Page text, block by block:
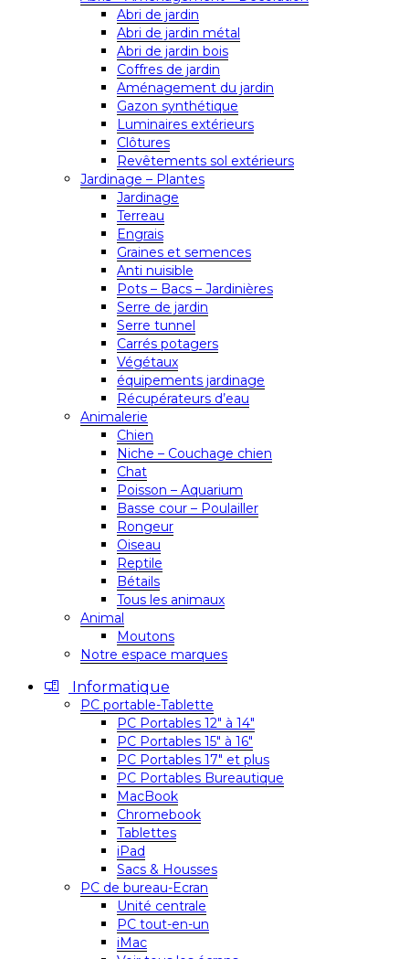
Abri de jardin
Abri de jardin métal
Abri de jardin bois
Coffres de jardin
Aménagement du jardin
Gazon synthétique
Luminaires extérieurs
Clôtures
Revêtements sol extérieurs
Jardinage – Plantes
Jardinage
Terreau
Engrais
Graines et semences
Anti nuisible
Pots – Bacs – Jardinières
Serre de jardin
Serre tunnel
Carrés potagers
Végétaux
équipements jardinage
Récupérateurs d’eau
Animalerie
Chien
Niche – Couchage chien
Chat
Poisson – Aquarium
Basse cour – Poulailler
Rongeur
Oiseau
Reptile
Bétails
Tous les animaux
Animal
Moutons
Notre espace marques
Informatique
PC portable-Tablette
PC Portables 12″ à 14″
PC Portables 15″ à 16″
PC Portables 17″ et plus
PC Portables Bureautique
MacBook
Chromebook
Tablettes
iPad
Sacs & Housses
PC de bureau-Ecran
Unité centrale
PC tout-en-un
iMac